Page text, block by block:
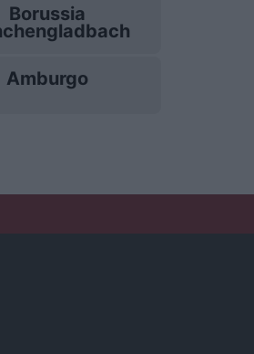
Borussia
Amburgo